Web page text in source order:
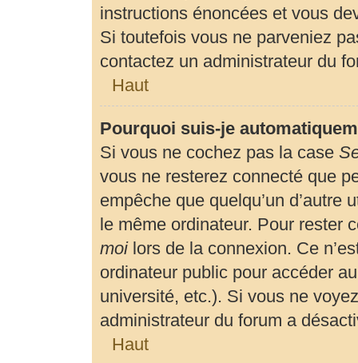
instructions énoncées et vous
Si toutefois vous ne parveniez
contactez un administrateur du
Haut
Pourquoi suis-je
Si vous ne cochez pas la case
vous ne resterez connecté que
empêche que quelqu’un
le même ordinateur. Pour rester
moilors de la connexion. Ce
ordinateur public pour accéder
université, etc.). Si vous ne
administrateur du forum a
Haut